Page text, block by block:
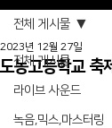
전체 게시물
라이브 사운드
녹음,믹스,마스터링
전체 게시물
도농고등학교 축
2023년 12월 27일